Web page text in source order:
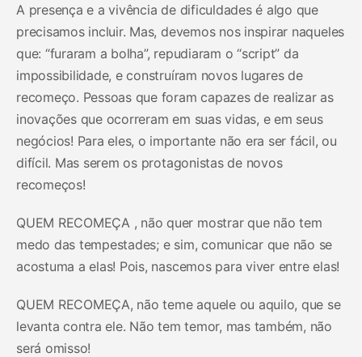
A presença e a vivência de dificuldades é algo que
precisamos incluir. Mas, devemos nos inspirar naqueles
que: “furaram a bolha”, repudiaram o “script” da
impossibilidade, e construíram novos lugares de
recomeço. Pessoas que foram capazes de realizar as
inovações que ocorreram em suas vidas, e em seus
negócios! Para eles, o importante não era ser fácil, ou
difícil. Mas serem os protagonistas de novos
recomeços!
QUEM RECOMEÇA , não quer mostrar que não tem
medo das tempestades; e sim, comunicar que não se
acostuma a elas! Pois, nascemos para viver entre elas!
QUEM RECOMEÇA, não teme aquele ou aquilo, que se
levanta contra ele. Não tem temor, mas também, não
será omisso!